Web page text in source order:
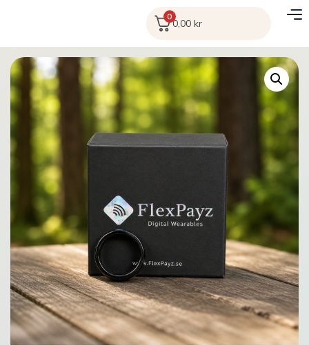
0
0,00 kr